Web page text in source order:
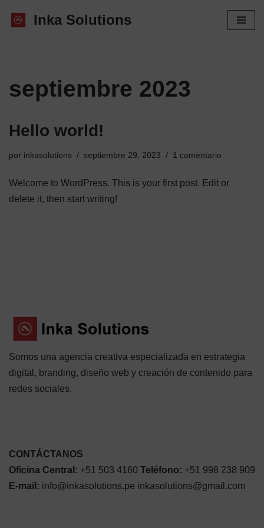
Inka Solutions
septiembre 2023
Hello world!
por inkasolutions septiembre 29, 2023 1 comentario
Welcome to WordPress. This is your first post. Edit or
delete it, then start writing!
Somos una agencia creativa especializada en estrategia
digital, branding, diseño web y creación de contenido para
redes sociales.
CONTÁCTANOS
Oficina Central: +51 503 4160 Teléfono: +51 998 238 909
E-mail: info@inkasolutions.pe inkasolutions@gmail.com